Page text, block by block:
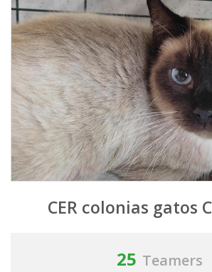
CER colonias gatos
25 Teamers